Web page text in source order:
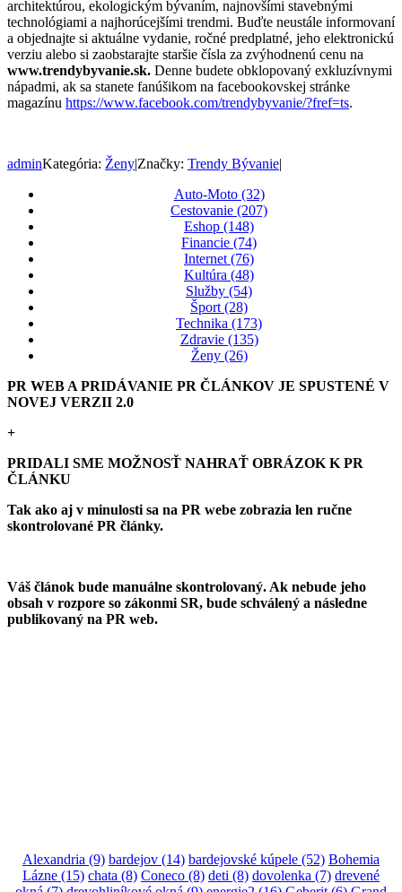
architektúrou, ekologickým bývaním, najnovšími stavebnými
technológiami a najhorúcejšími trendmi. Buďte neustále informovaní
a objednajte si aktuálne vydanie, ročné predplatné, jeho elektronickú
verziu alebo si zaobstarajte staršie čísla za zvýhodnenú cenu na
www.trendybyvanie.sk. Denne budete obklopovaný exkluzívnymi
nápadmi, ak sa stanete fanúšikom na facebookovskej stránke
magazínu https://www.facebook.com/trendybyvanie/?fref=ts.
adminKategória: Ženy|Značky: Trendy Bývanie|
Auto-Moto (32)
Cestovanie (207)
Eshop (148)
Financie (74)
Internet (76)
Kultúra (48)
Služby (54)
Šport (28)
Technika (173)
Zdravie (135)
Ženy (26)
PR WEB A PRIDÁVANIE PR ČLÁNKOV JE SPUSTENÉ V
NOVEJ VERZII 2.0
+
PRIDALI SME MOŽNOSŤ NAHRAŤ OBRÁZOK K PR
ČLÁNKU
Tak ako aj v minulosti sa na PR webe zobrazia len ručne
skontrolované PR články.
Váš článok bude manuálne skontrolovaný. Ak nebude jeho
obsah v rozpore so zákonmi SR, bude schválený a následne
publikovaný na PR web.
Alexandria (9) bardejov (14) bardejovské kúpele (52) Bohemia
Lázne (15) chata (8) Coneco (8) deti (8) dovolenka (7) drevené